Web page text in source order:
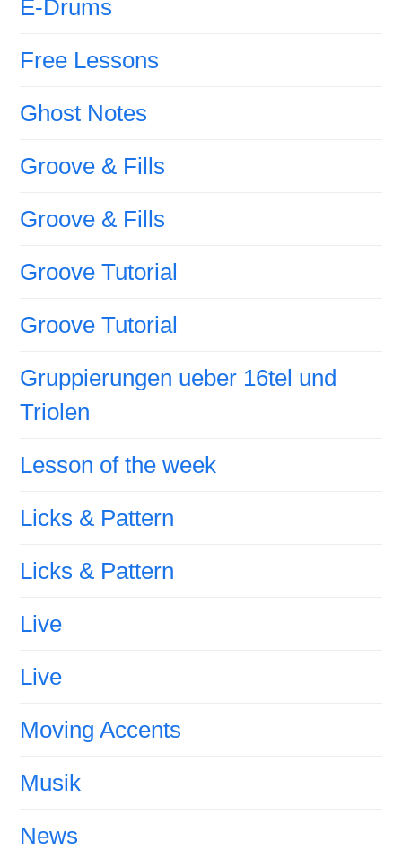
E-Drums
Free Lessons
Ghost Notes
Groove & Fills
Groove & Fills
Groove Tutorial
Groove Tutorial
Gruppierungen ueber 16tel und
Triolen
Lesson of the week
Licks & Pattern
Licks & Pattern
Live
Live
Moving Accents
Musik
News